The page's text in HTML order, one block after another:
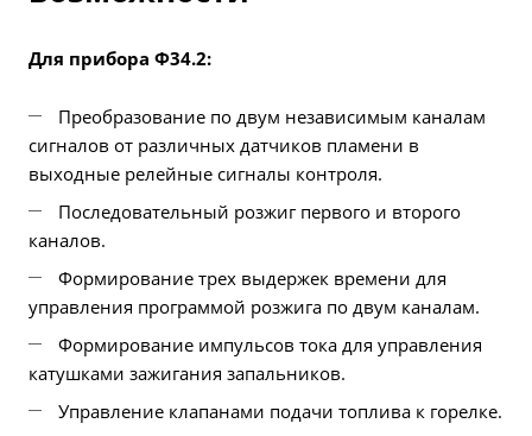
Для прибора Ф34.2:
Преобразование по двум независимым каналам
сигналов от различных датчиков пламени в
выходные релейные сигналы контроля.
Последовательный розжиг первого и второго
каналов.
Формирование трех выдержек времени для
управления программой розжига по двум каналам.
Формирование импульсов тока для управления
катушками зажигания запальников.
Управление клапанами подачи топлива к горелке.